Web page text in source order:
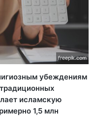
freepik.com
убеждениям
исламскую
1,5 млн